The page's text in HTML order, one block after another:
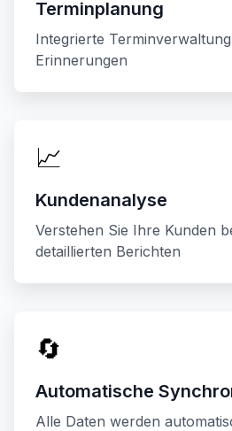
Terminplanung
Integrierte
Erinnerungen
📈
Kundenanalyse
Verstehen Sie Ihre Kunden
detaillierten Berichten
🔄
Automatische
Alle Daten werden